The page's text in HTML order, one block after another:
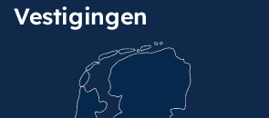
Vestigingen